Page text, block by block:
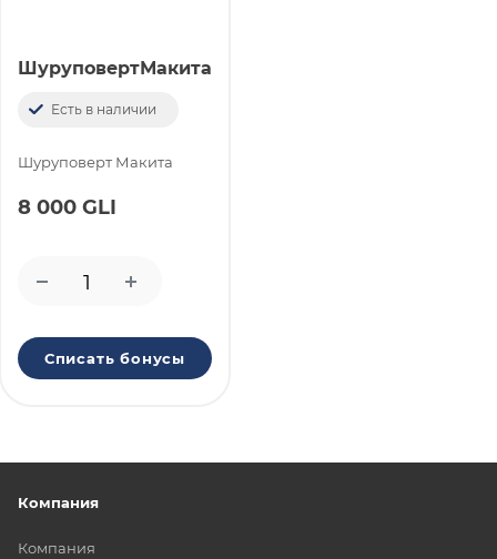
ШуруповертМакита
Есть в наличии
Шуруповерт Макита
8 000 GLI
Списать бонусы
Компания
Компания